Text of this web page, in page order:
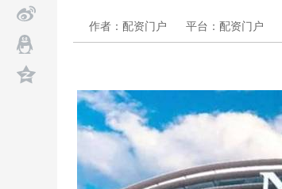
作者：配资门户 平台：配资门户